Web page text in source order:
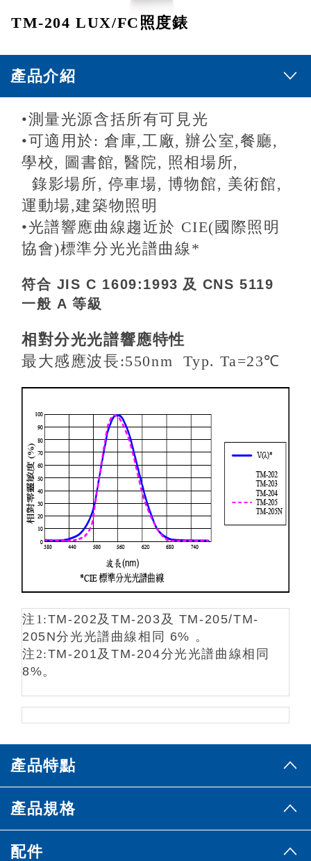
TM-204 LUX/FC照度錶
產品介紹
•測量光源含括所有可見光
•可適用於: 倉庫,工廠, 辦公室,餐廳,
學校, 圖書館, 醫院, 照相場所,
錄影場所, 停車場, 博物館, 美術館,
運動場,建築物照明
•光譜響應曲線趨近於 CIE(國際照明
協會)標準分光光譜曲線*
符合 JIS C 1609:1993 及 CNS 5119
一般 A 等級
相對分光光譜響應特性
最大感應波長:550nm Typ. Ta=23℃
注1:TM-202及TM-203及 TM-205/TM-
205N分光光譜曲線相同 6% 。
注2:TM-201及TM-204分光光譜曲線相同
8%。
產品特點
產品規格
配件